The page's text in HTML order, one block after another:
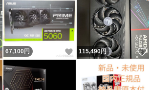
いいね！
67,100 円 いいね！
115,490円